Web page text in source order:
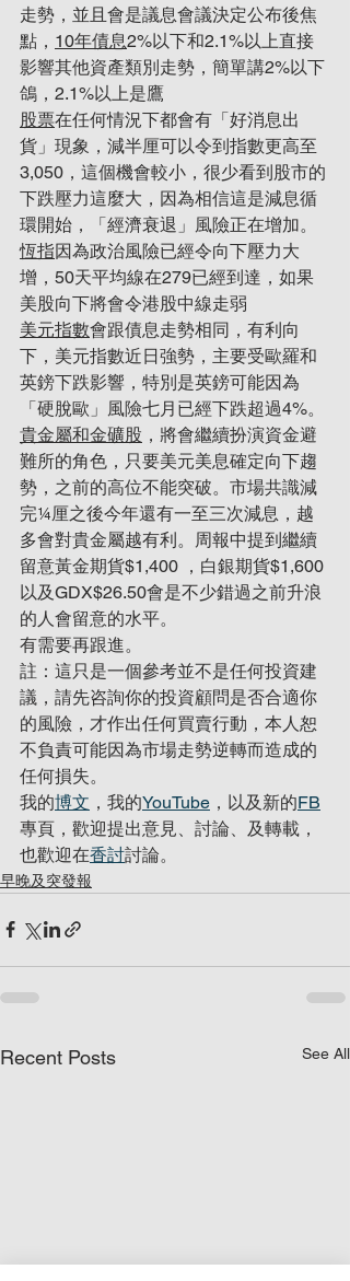
走勢，並且會是議息會議決定公布後焦
點， 10年債息2%以下和2.1%以上直接
影響其他資產類別走勢，簡單講2%以下
鴿，2.1%以上是鷹
股票在任何情況下都會有「好消息出
貨」現象，減半厘可以令到指數更高至
3,050，這個機會較小，很少看到股市的
下跌壓力這麼大，因為相信這是減息循
環開始，「經濟衰退」風險正在增加。
恆指因為政治風險已經令向下壓力大
增，50天平均線在279已經到達，如果
美股向下將會令港股中線走弱
美元指數會跟債息走勢相同，有利向
下，美元指數近日強勢，主要受歐羅和
英鎊下跌影響，特別是英鎊可能因為
「硬脫歐」風險七月已經下跌超過4%。
貴金屬和金礦股 ，將會繼續扮演資金避
難所的角色，只要美元美息確定向下趨
勢，之前的高位不能突破。市場共識減
完¼厘之後今年還有一至三次減息，越
多會對貴金屬越有利。周報中提到繼續
留意黃金期貨$1,400 ，白銀期貨$1,600
以及GDX$26.50會是不少錯過之前升浪
的人會留意的水平。
有需要再跟進。
註：這只是一個參考並不是任何投資建
議，請先咨詢你的投資顧問是否合適你
的風險，才作出任何買賣行動，本人恕
不負責可能因為市場走勢逆轉而造成的
任何損失。
我的博文 ，我的YouTube ，以及新的FB
專頁，歡迎提出意見、討論、及轉載，
也歡迎在香討討論。
早晚及突發報
Recent Posts See All